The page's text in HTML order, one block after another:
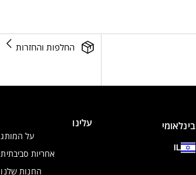
החלפות והחזרות
בינלאומי
IL
עלינו
על המותג
אחריות סביבתית
החנות שלנו